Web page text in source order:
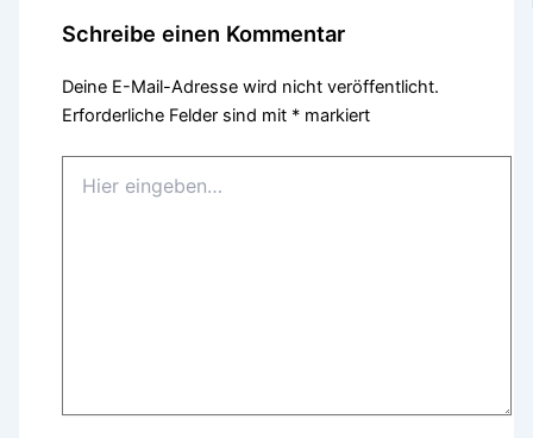
Schreibe einen Kommentar
Deine E-Mail-Adresse wird nicht veröffentlicht.
Erforderliche Felder sind mit * markiert
eingeben…